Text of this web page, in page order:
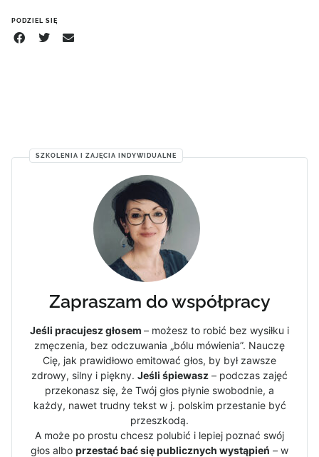
PODZIEL SIĘ
Zapraszam do współpracy
Jeśli pracujesz głosem – możesz to robić bez wysiłku i
zmęczenia, bez odczuwania „bólu mówienia”. Nauczę
Cię, jak prawidłowo emitować głos, by był zawsze
zdrowy, silny i piękny. Jeśli śpiewasz – podczas zajęć
przekonasz się, że Twój głos płynie swobodnie, a
każdy, nawet trudny tekst w j. polskim przestanie być
przeszkodą.
A może po prostu chcesz polubić i lepiej poznać swój
głos albo przestać bać się publicznych wystąpień – w
SZKOLENIA I ZAJĘCIA INDYWIDUALNE